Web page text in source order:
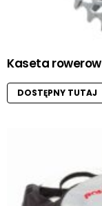
Kaseta
DOSTĘPNY TUTAJ